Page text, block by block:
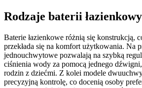
Rodzaje baterii
Baterie łazienkowe różnią się konstrukcją,
przekłada się na komfort użytkowania. Na
jednouchwytowe pozwalają na szybką
ciśnienia wody za pomocą jednego
rodzin z dziećmi. Z kolei modele
precyzyjną kontrolę, co docenią osoby